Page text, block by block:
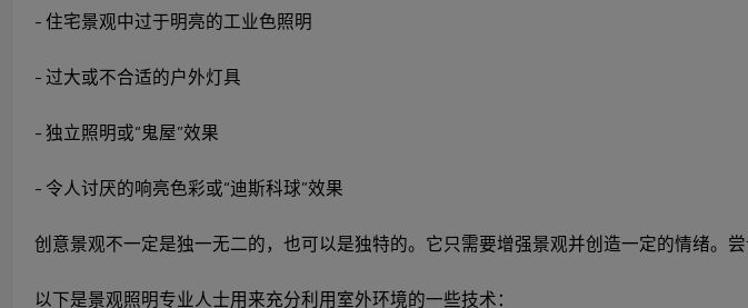
- 住宅景观中过于明亮的工业色照明
- 过大或不合适的户外灯具
- 独立照明或“鬼屋”效果
- 令人讨厌的响亮色彩或“迪斯科球”效果
创意景观不一定是独一无二的，也可以是独特的。它只需要增强景观并创造一定的情绪。
以下是景观照明专业人士用来充分利用室外环境的一些技术：